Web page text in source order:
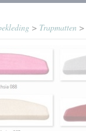
> Trapmatten >